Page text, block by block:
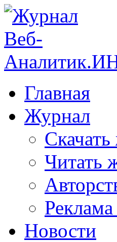
Главная
Журнал
Читать
Новости